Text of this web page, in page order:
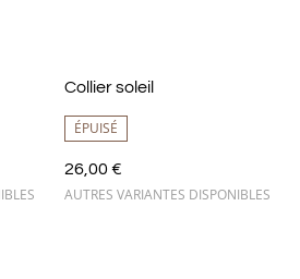
Collier soleil
ÉPUISÉ
26,00 €
AUTRES VARIANTES DISPONIBLES